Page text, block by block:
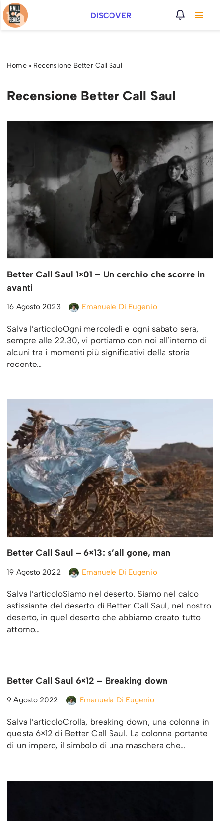
Vai
DISCOVER
Home» Recensione Better Call Saul
Recensione Better Call Saul
Better Call Saul 1×01 – Un cerchio che scorre in
avanti
16 Agosto 2023 Emanuele Di Eugenio
Salva l’articoloOgni mercoledì e ogni sabato sera,
sempre alle 22.30, vi portiamo con noi all’interno di
alcuni tra i momenti più significativi della storia
recente…
Better Call Saul – 6×13: s’all gone, man
19 Agosto 2022 Emanuele Di Eugenio
Salva l’articoloSiamo nel deserto. Siamo nel caldo
asfissiante del deserto di Better Call Saul, nel nostro
deserto, in quel deserto che abbiamo creato tutto
attorno…
Better Call Saul 6×12 – Breaking down
9 Agosto 2022 Emanuele Di Eugenio
Salva l’articoloCrolla, breaking down, una colonna in
questa 6×12 di Better Call Saul. La colonna portante
di un impero, il simbolo di una maschera che…